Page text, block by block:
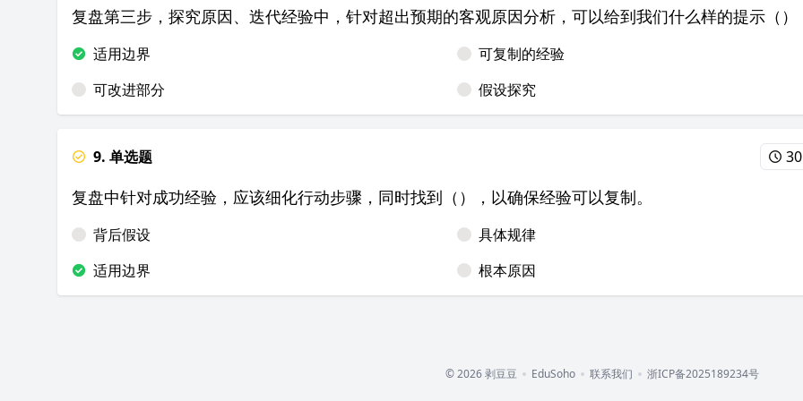
复盘第三步，探究原因、迭代经验中，针对超出预期的客观原因分析，可以给到我们什么样的提示（）
适用边界
可复制的经验
可改进部分
假设探究
9. 单选题
复盘中针对成功经验，应该细化行动步骤，同时找到（），以确保经验可以复制。
背后假设
具体规律
适用边界
根本原因
© 2026 剥豆豆 EduSoho 联系我们 浙ICP备2025189234号